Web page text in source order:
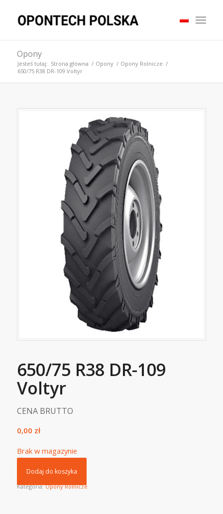
Opony
Jesteś tutaj: Strona główna / Opony / Opony Rolnicze /
650/75 R38 DR-109 Voltyr
650/75 R38 DR-109
Voltyr
CENA BRUTTO
0,00 zł
Brak w magazynie
Dodaj do koszyka
Kategoria:Opony Rolnicze